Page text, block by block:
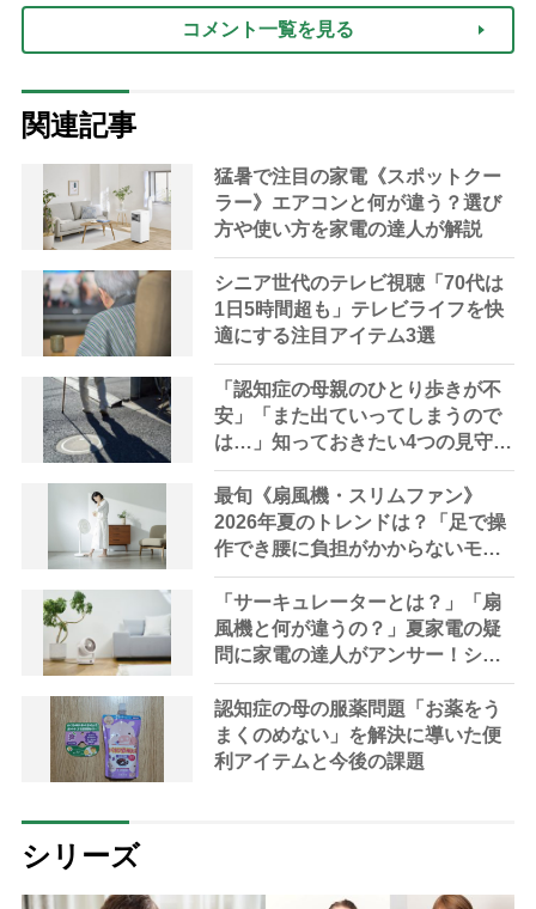
コメント一覧を見る
関連記事
猛暑で注目の家電《スポットクー
ラー》エアコンと何が違う？選び
方や使い方を家電の達人が解説
シニア世代のテレビ視聴「70代は
1日5時間超も」テレビライフを快
適にする注目アイテム3選
「認知症の母親のひとり歩きが不
安」「また出ていってしまうので
は…」知っておきたい4つの見守り
方法やサービスを専門家が解説
最旬《扇風機・スリムファン》
2026年夏のトレンドは？「足で操
作でき腰に負担がかからないモデ
ルも」【家電の達人が解説】
「サーキュレーターとは？」「扇
風機と何が違うの？」夏家電の疑
問に家電の達人がアンサー！シニ
アにおすすめの最新機種や選び方
も解説
認知症の母の服薬問題「お薬をう
まくのめない」を解決に導いた便
利アイテムと今後の課題
シリーズ